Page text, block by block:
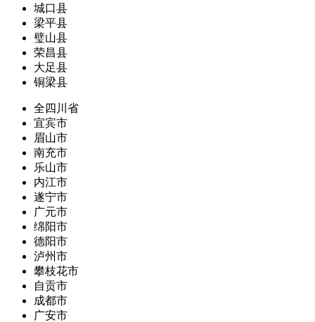
城口县
梁平县
璧山县
荣昌县
大足县
铜梁县
全四川省
宜宾市
眉山市
南充市
乐山市
内江市
遂宁市
广元市
绵阳市
德阳市
泸州市
攀枝花市
自贡市
成都市
广安市